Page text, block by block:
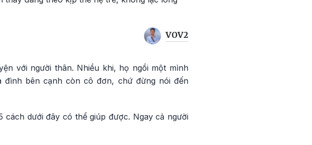
VOV2
với người thân. Nhiều khi, họ ngồi một mình
đình bên cạnh còn cô đơn, chứ đừng nói đến
dưới đây có thể giúp được. Ngay cả người